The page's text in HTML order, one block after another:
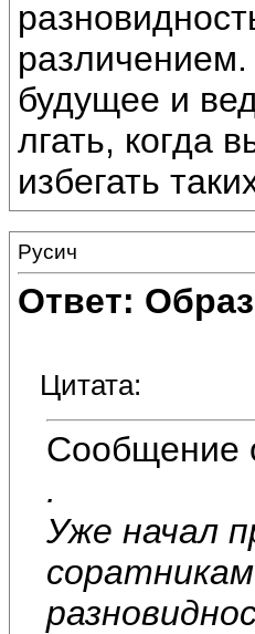
различением.
будущее и
лгать, когда
избегать
Русич
Ответ:
Цитата:
Сообщение
.
Уже начал